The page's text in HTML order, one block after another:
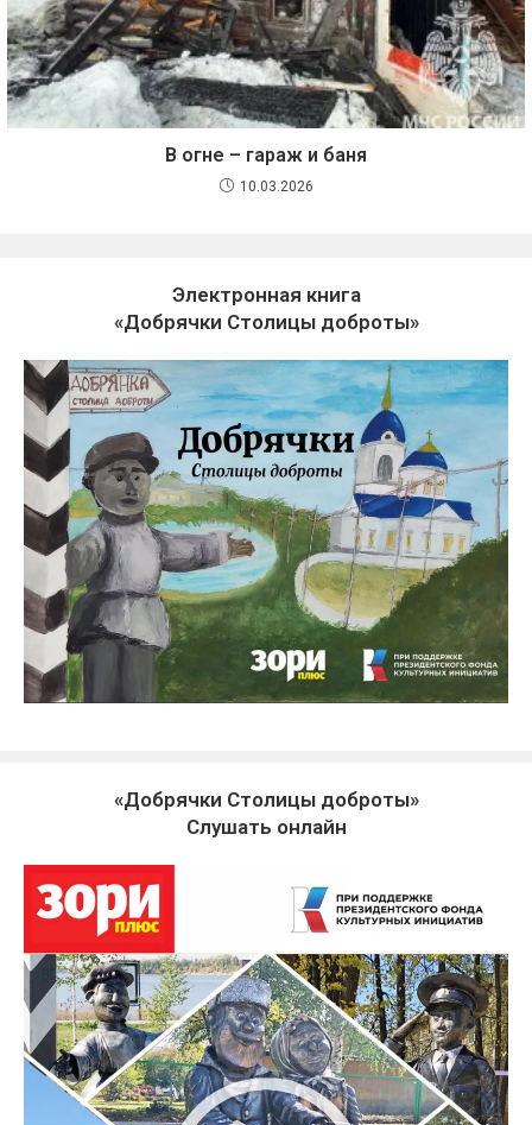
В огне – гараж и баня
10.03.2026
Электронная книга
«Добрячки Столицы доброты»
«Добрячки Столицы доброты»
Слушать онлайн